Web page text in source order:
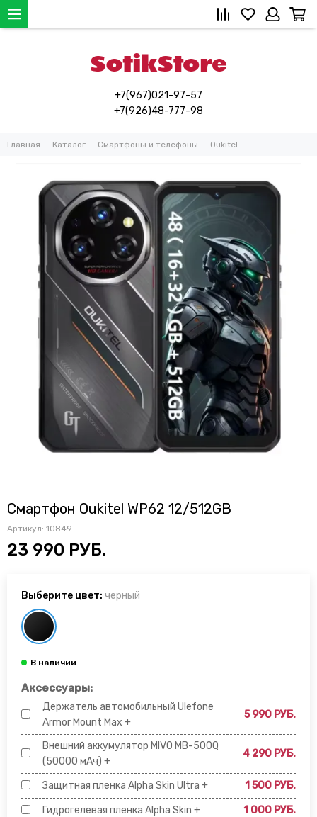
+7(967)021-97-57
+7(926)48-777-98
Главная Каталог Смартфоны и телефоны Oukitel
Смартфон Oukitel WP62 12/512GB
Артикул: 10849
23 990 РУБ.
Выберите цвет: черный
Аксессуары:
Держатель автомобильный Ulefone
Armor Mount Max +
5 990 РУБ.
Внешний аккумулятор MIVO MB-500Q
(50000 мАч) +
4 290 РУБ.
Защитная пленка Alpha Skin Ultra + 1 500 РУБ.
Гидрогелевая пленка Alpha Skin + 1 000 РУБ.